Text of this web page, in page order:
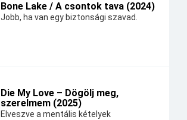
Bone Lake / A csontok tava (2024)
Jobb, ha van egy biztonsági szavad.
Die My Love – Dögölj meg,
szerelmem (2025)
Elveszve a mentális kételyek